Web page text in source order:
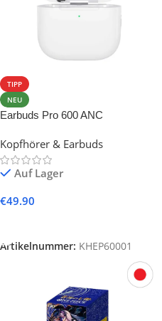
TIPP
NEU
Earbuds Pro 600 ANC
Kopfhörer & Earbuds
Auf Lager
€49.90
Artikelnummer: KHEP60001